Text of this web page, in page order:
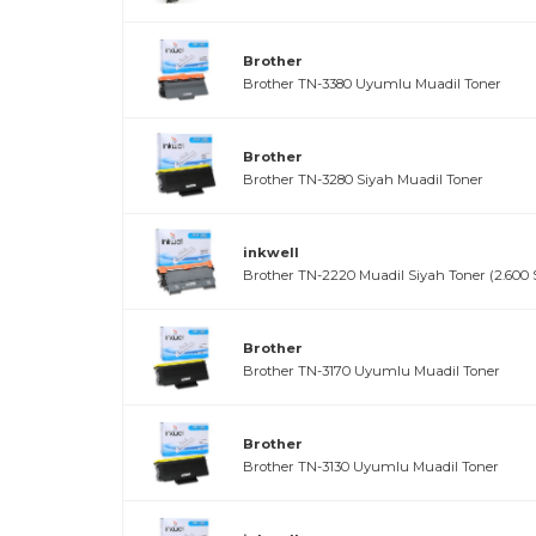
Brother
Brother TN-3380 Uyumlu Muadil Toner
Brother
Brother TN-3280 Siyah Muadil Toner
inkwell
Brother TN-2220 Muadil Siyah Toner (2.600
Brother
Brother TN-3170 Uyumlu Muadil Toner
Brother
Brother TN-3130 Uyumlu Muadil Toner